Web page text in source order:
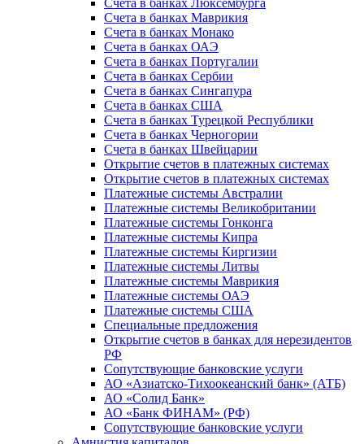
Счета в банках Люксембурга
Счета в банках Маврикия
Счета в банках Монако
Счета в банках ОАЭ
Счета в банках Португалии
Счета в банках Сербии
Счета в банках Сингапура
Счета в банках США
Счета в банках Турецкой Республики
Счета в банках Черногории
Счета в банках Швейцарии
Открытие счетов в платежных системах
Открытие счетов в платежных системах
Платежные системы Австралии
Платежные системы Великобритании
Платежные системы Гонконга
Платежные системы Кипра
Платежные системы Киргизии
Платежные системы Литвы
Платежные системы Маврикия
Платежные системы ОАЭ
Платежные системы США
Специальные предложения
Открытие счетов в банках для нерезидентов
РФ
Сопутствующие банковские услуги
АО «Азиатско-Тихоокеанский банк» (АТБ)
АО «Солид Банк»
АО «Банк ФИНАМ» (РФ)
Сопутствующие банковские услуги